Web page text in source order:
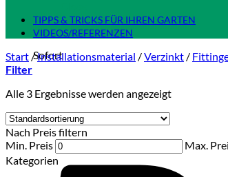
Sofort
TIPPS & TRICKS FÜR IHREN GARTEN
VIDEOS/REFERENZEN
Start /Installationsmaterial /Verzinkt /
Filter
Alle 3 Ergebnisse werden angezeigt
Nach Preis filtern
Min. Preis
Max.
Kategorien